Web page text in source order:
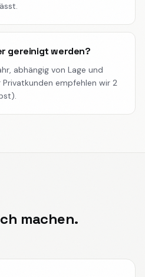
gereinigt werden?
abhängig von Lage und
empfehlen wir 2
machen.